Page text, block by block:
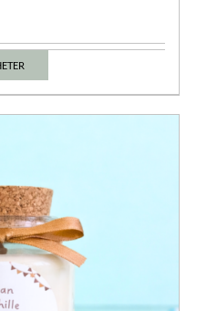
Ce
peuvent
être
choisies
sur
la
page
du
produit